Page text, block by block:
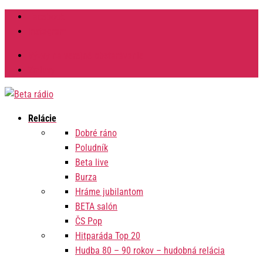
Relácie
Dobré ráno
Poludník
Beta live
Burza
Hráme jubilantom
BETA salón
ČS Pop
Hitparáda Top 20
Hudba 80 – 90 rokov – hudobná relácia